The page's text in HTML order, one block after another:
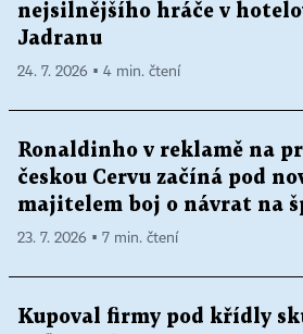
nejsilnějšího hráče v
Jadranu
24. 7. 2026 ▪ 4 min. čtení
Ronaldinho v reklamě na
českou Cervu začíná pod
majitelem boj o návrat na
23. 7. 2026 ▪ 7 min. čtení
Kupoval firmy pod křídly